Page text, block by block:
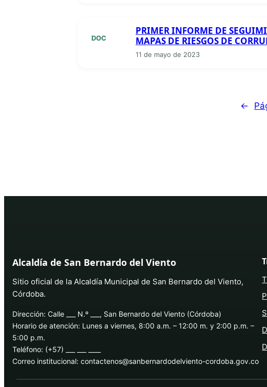
DOC
PRIMER INFORME DE
MAPAS DE RIESGOS DE
11 de mayo de 2023
←
Alcaldía de San Bernardo del Viento
Sitio oficial de la Alcaldía Municipal de San Bernardo del Viento,
Córdoba.
Dirección: Calle ___ N.º ___, San Bernardo del Viento (Córdoba)
Horario de atención: Lunes a viernes, 8:00 a.m. – 12:00 m. y 2:00 p.m. –
5:00 p.m.
Teléfono: (+57) ___ ___ ____
Correo institucional: contactenos@sanbernardodelviento-cordoba.gov.co